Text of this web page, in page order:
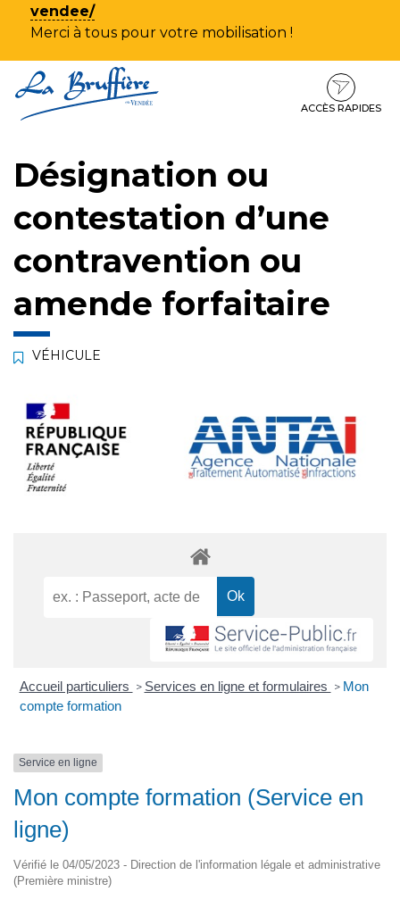
vendee/
Merci à tous pour votre mobilisation !
au
contenu
au
ACCÈS RAPIDES
Désignation ou
contestation d’une
contravention ou
amende forfaitaire
VÉHICULE
Accueil particuliers > Services en ligne et formulaires > Mon
compte formation
Service en ligne
Mon compte formation (Service en
ligne)
Vérifié le 04/05/2023 - Direction de l'information légale et administrative
(Première ministre)